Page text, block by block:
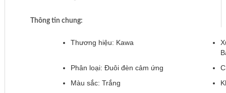
Thông tin chung:
Thương hiệu: Kawa
Phân loại: Đuôi đèn cảm ứng
Màu sắc: Trắng